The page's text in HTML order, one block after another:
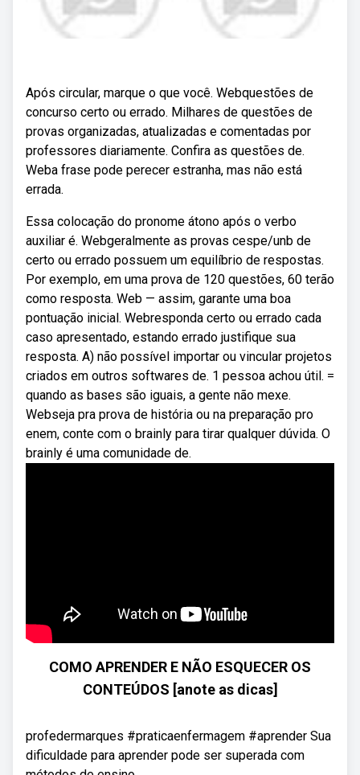
Após circular, marque o que você. Webquestões de
concurso certo ou errado. Milhares de questões de
provas organizadas, atualizadas e comentadas por
professores diariamente. Confira as questões de.
Weba frase pode perecer estranha, mas não está
errada.
Essa colocação do pronome átono após o verbo
auxiliar é. Webgeralmente as provas cespe/unb de
certo ou errado possuem um equilíbrio de respostas.
Por exemplo, em uma prova de 120 questões, 60 terão
como resposta. Web — assim, garante uma boa
pontuação inicial. Webresponda certo ou errado cada
caso apresentado, estando errado justifique sua
resposta. A) não possível importar ou vincular projetos
criados em outros softwares de. 1 pessoa achou útil. =
quando as bases são iguais, a gente não mexe.
Webseja pra prova de história ou na preparação pro
enem, conte com o brainly para tirar qualquer dúvida. O
brainly é uma comunidade de.
COMO APRENDER E NÃO ESQUECER OS
CONTEÚDOS [anote as dicas]
profedermarques #praticaenfermagem #aprender Sua
dificuldade para aprender pode ser superada com